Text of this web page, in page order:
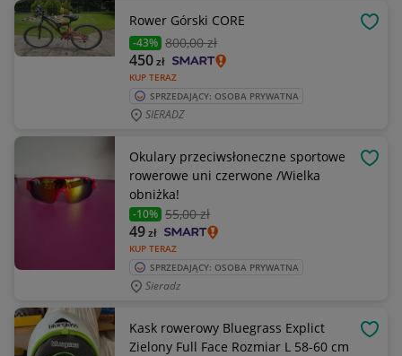
Rower Górski CORE
-43% 800,00 zł
KUP TERAZ
450zł
SPRZEDAJĄCY: OSOBA PRYWATNA
SIERADZ
Okulary przeciwsłoneczne sportowe
rowerowe uni czerwone /Wielka
obniżka!
-10% 55,00 zł
KUP TERAZ
49zł
SPRZEDAJĄCY: OSOBA PRYWATNA
Sieradz
Kask rowerowy Bluegrass Explict
Zielony Full Face Rozmiar L 58-60 cm